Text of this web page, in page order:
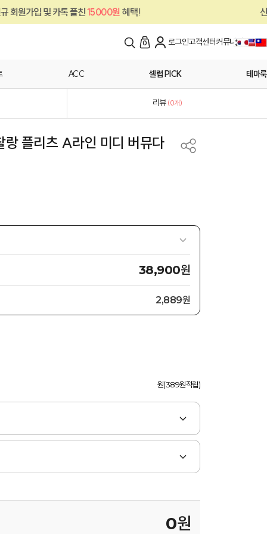
톡 플친15000원혜택! 신규 회원가입 및
0 로그인고객센터커뮤니티
ACC 셀럽 PICK 테마룩
리뷰 (0개)
플리츠 A라인 미디 버뮤다
38,900원
2,889원
원(389원적립)
0원